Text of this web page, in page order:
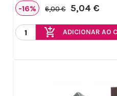
-16% 6,00 € 5,04 €
add_shopping_cart ADICIONAR AO